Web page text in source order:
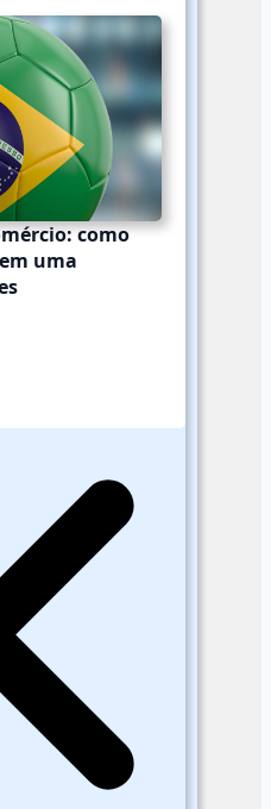
como
uma